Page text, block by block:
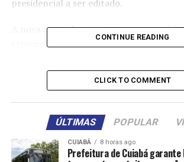
presidencial a ser editado.
A nova regra de reajuste tem como
crescimento do salário mínimo aos
mínimo crescerá de 0,6% a 2,5% ao ano
inflação.
A política atual de reajuste continua
ano passado, o salário mínimo é
inflação medida pelo Índice Nacional de
Consumidor (INPC) em 12 meses até
CONTINUE READING
CLICK TO COMMENT
ÚLTIMAS POPULAR
CUIABÁ 8 horas ago
Prefeitura de Cuiabá garante